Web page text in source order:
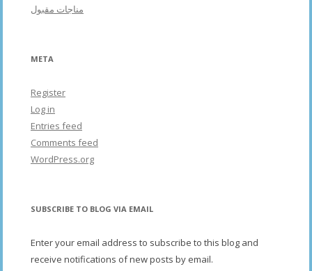
مناجات مقبول
META
Register
Log in
Entries feed
Comments feed
WordPress.org
SUBSCRIBE TO BLOG VIA EMAIL
Enter your email address to subscribe to this blog and
receive notifications of new posts by email.